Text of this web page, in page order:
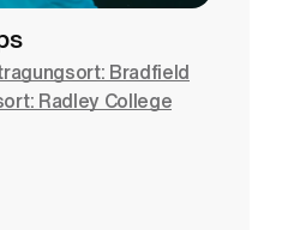
Bradfield
Radley College